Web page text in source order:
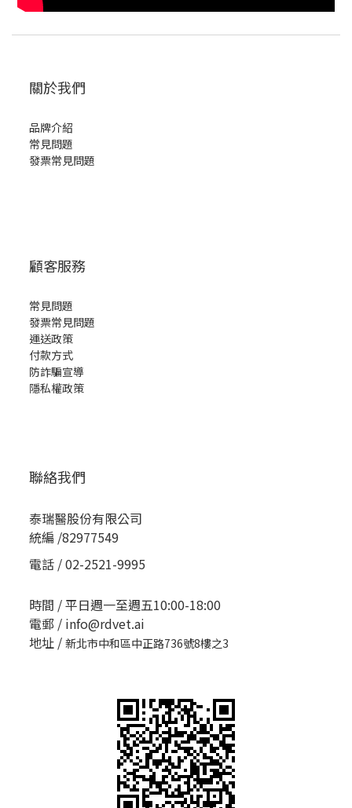
關於我們
品牌介紹
常見問題
發票常見問題
顧客服務
常見問題
發票常見問題
運送政策
付款方式
防詐騙宣導
隱私權政策
聯絡我們
泰瑞醫股份有限公司
統編 /82977549
電話 / 02-2521-9995
時間 / 平日週一至週五10:00-18:00
電郵 / info@rdvet.ai
地址 / 新北市中和區中正路736號8樓之3